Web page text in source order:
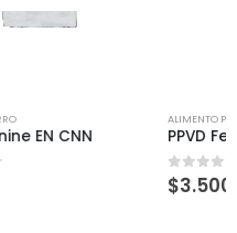
ALIMENTO PERRO
PPVD Feline EN